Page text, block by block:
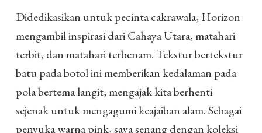
Didedikasikan untuk pecinta cakrawala, Horizon
mengambil inspirasi dari Cahaya Utara, matahari
terbit, dan matahari terbenam. Tekstur bertekstur
batu pada botol ini memberikan kedalaman pada
pola bertema langit, mengajak kita berhenti
sejenak untuk mengagumi keajaiban alam. Sebagai
penyuka warna pink, saya senang dengan koleksi